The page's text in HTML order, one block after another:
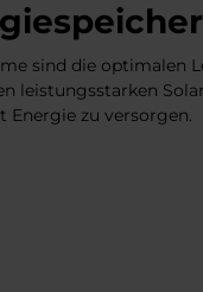
sind die optimalen
leistungsstarken
zu versorgen.